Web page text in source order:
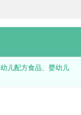
儿配方食品、婴幼儿